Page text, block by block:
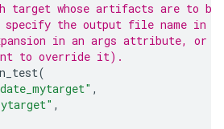
target whose artifacts are to be
specify the output file name in
in an args attribute, or
to override it).
(
,
,